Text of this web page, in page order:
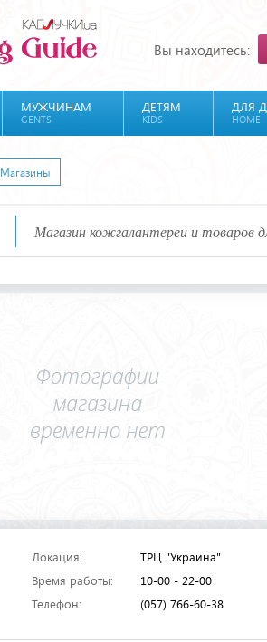
Вы находитесь:
МУЖЧИНАМ
GENTS
ДЕТЯМ
KIDS
ДЛЯ
HOME
Магазины
Магазин кожгалантереи и товаров
Локация:
ТРЦ "Украина"
Время работы:
10-00 - 22-00
Телефон:
(057) 766-60-38